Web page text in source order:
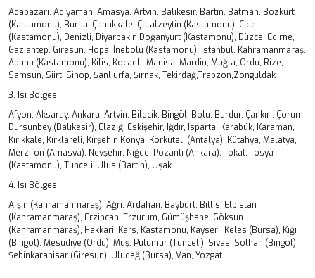
Adapazarı, Adıyaman, Amasya, Artvin, Balıkesir, Bartın, Batman, Bozkurt
(Kastamonu), Bursa, Çanakkale, Çatalzeytin (Kastamonu), Cide
(Kastamonu), Denizli, Diyarbakır, Doğanyurt (Kastamonu), Düzce, Edirne,
Gaziantep, Giresun, Hopa, İnebolu (Kastamonu), İstanbul, Kahramanmaraş,
Abana (Kastamonu), Kilis, Kocaeli, Manisa, Mardin, Muğla, Ordu, Rize,
Samsun, Siirt, Sinop, Şanlıurfa, Şırnak, Tekirdağ,Trabzon,Zonguldak
3. Isı Bölgesi
Afyon, Aksaray, Ankara, Artvin, Bilecik, Bingöl, Bolu, Burdur, Çankırı, Çorum,
Dursunbey (Balıkesir), Elazığ, Eskişehir, Iğdır, Isparta, Karabük, Karaman,
Kırıkkale, Kırklareli, Kırşehir, Konya, Korkuteli (Antalya), Kütahya, Malatya,
Merzifon (Amasya), Nevşehir, Niğde, Pozantı (Ankara), Tokat, Tosya
(Kastamonu), Tunceli, Ulus (Bartın), Uşak
4. Isı Bölgesi
Afşin (Kahramanmaraş), Ağrı, Ardahan, Bayburt, Bitlis, Elbistan
(Kahramanmaraş), Erzincan, Erzurum, Gümüşhane, Göksun
(Kahramanmaraş), Hakkari, Kars, Kastamonu, Kayseri, Keles (Bursa), Kığı
(Bingöl), Mesudiye (Ordu), Muş, Pülümür (Tunceli), Sivas, Solhan (Bingöl),
Şebinkarahisar (Giresun), Uludağ (Bursa), Van, Yozgat